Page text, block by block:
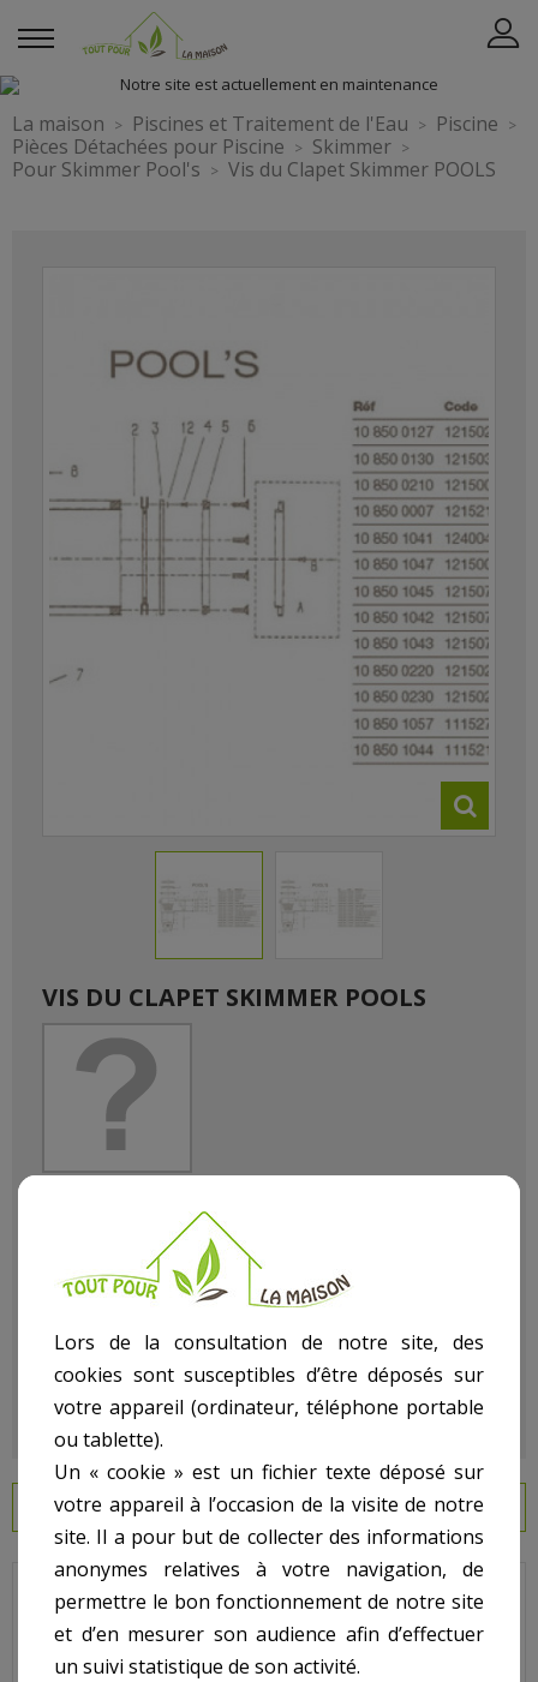
La maison Piscines et Traitement de l'Eau
Piscine
Pièces Détachées pour Piscine
Skimmer
Pour Skimmer Pool's
Vis du Clapet Skimmer POOLS
VIS DU CLAPET SKIMMER POOLS
EN SAVOIR PLUS
Vis du clapet skimmer POOL'S.
Lors de la consultation de notre site, des
cookies sont susceptibles d’être déposés sur
votre appareil (ordinateur, téléphone portable
ou tablette).
Un « cookie » est un fichier texte déposé sur
votre appareil à l’occasion de la visite de notre
site. Il a pour but de collecter des informations
anonymes relatives à votre navigation, de
permettre le bon fonctionnement de notre site
et d’en mesurer son audience afin d’effectuer
un suivi statistique de son activité.